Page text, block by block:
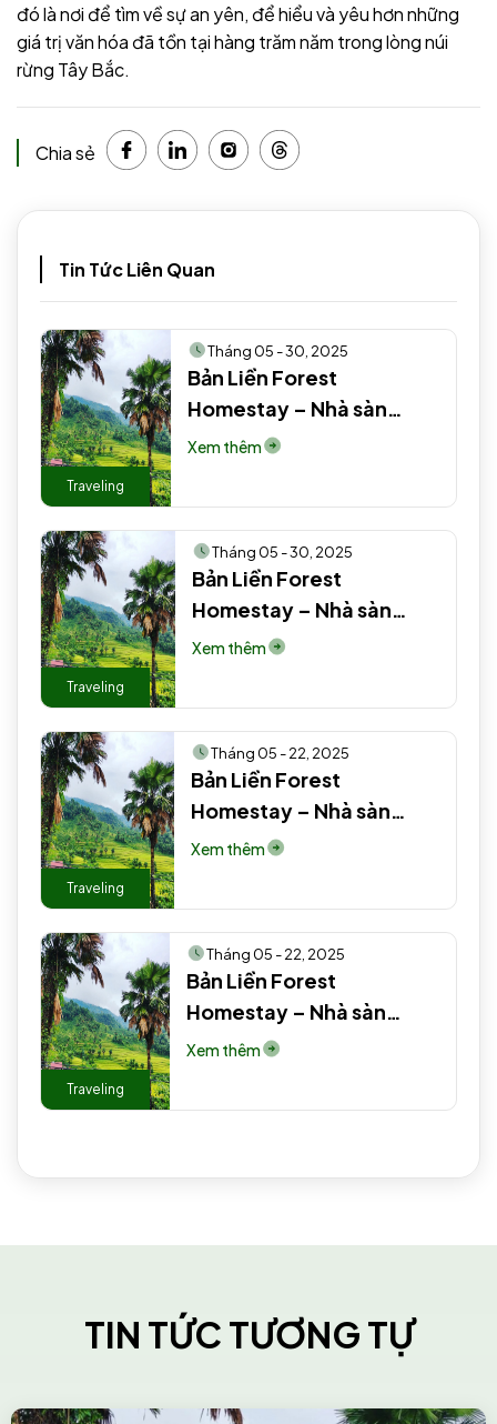
đó là nơi để tìm về sự an yên, để hiểu và yêu hơn những
giá trị văn hóa đã tồn tại hàng trăm năm trong lòng núi
rừng Tây Bắc.
Chia sẻ
Tin Tức Liên Quan
Traveling
Tháng 05 - 30, 2025
Bản Liền Forest
Homestay – Nhà sàn
truyền thống người Tày
Xem thêm
Traveling
Tháng 05 - 30, 2025
Bản Liền Forest
Homestay – Nhà sàn
truyền thống người Tày
Xem thêm
Traveling
Tháng 05 - 22, 2025
Bản Liền Forest
Homestay – Nhà sàn
truyền thống người Tày
Xem thêm
Traveling
Tháng 05 - 22, 2025
Bản Liền Forest
Homestay – Nhà sàn
truyền thống người Tày
Xem thêm
TIN TỨC TƯƠNG TỰ